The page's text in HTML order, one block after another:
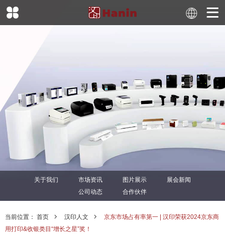
关于我们 市场资讯 图片展示
展会新闻
公司动态
合作伙伴
当前位置： 首页 汉印人文
京东市场占有率第一 | 汉印荣获2024京东商
用打印&收银类目“增长之星”奖！